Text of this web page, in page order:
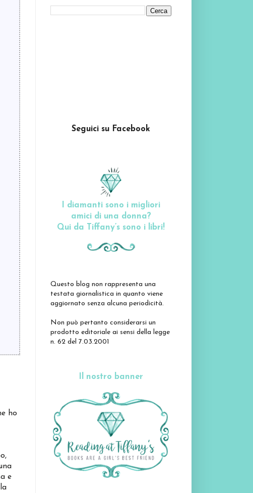
ho
e
Seguici su Facebook
I diamanti sono i migliori
amici di una donna?
Qui da Tiffany’s sono i libri!
Questo blog non rappresenta una
testata giornalistica in quanto viene
aggiornato senza alcuna periodicità.
Non può pertanto considerarsi un
prodotto editoriale ai sensi della legge
n. 62 del 7.03.2001
Il nostro banner